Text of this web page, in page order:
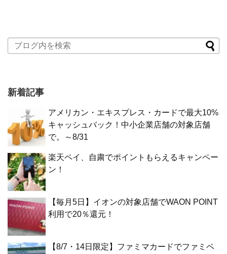
新着記事
アメリカン・エキスプレス・カードで最大10%
キャッシュバック！中小企業店舗の対象店舗
で。～8/31
楽天ペイ、自粛でポイントもらえるキャンペー
ン！
【毎月5日】イオンの対象店舗でWAON POINT
利用で20％還元！
【8/7・14日限定】ファミマカードでファミペ